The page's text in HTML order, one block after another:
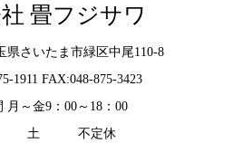
畳フジサワ
県さいたま市緑区中尾110-8
1911 FAX:048-875-3423
月～金9：00～18：00
不定休